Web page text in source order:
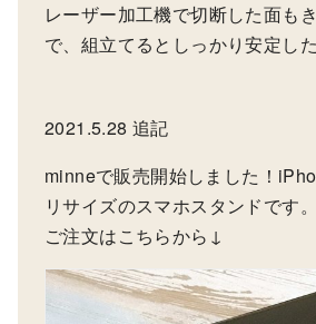
レーザー加工機で切断した面も
で、組立てるとしっかり安定し
2021.5.28 追記
minneで販売開始しました！
リサイズのスマホスタンドです。
ご注文はこちらから↓